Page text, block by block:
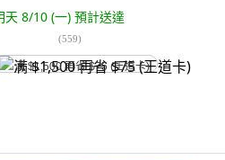
天 8/10 (一) 預計送達
(559)
满 $1,500 再省 $75 (王道卡)